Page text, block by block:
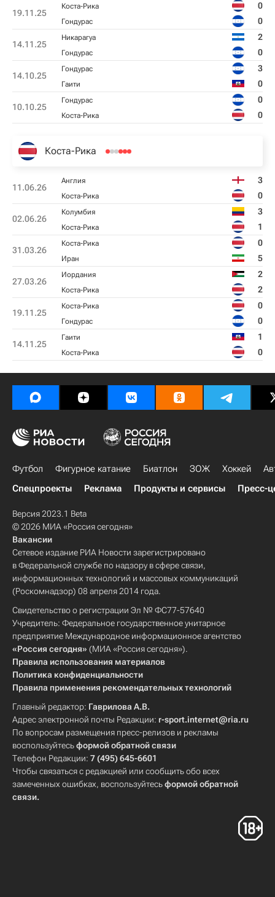
19.11.25
Коста-Рика 0
Гондурас 0
14.11.25
Никарагуа 2
Гондурас 0
14.10.25
Гондурас 3
Гаити 0
10.10.25
Гондурас 0
Коста-Рика 0
Коста-Рика
11.06.26
Англия 3
Коста-Рика 0
02.06.26
Колумбия 3
Коста-Рика 1
31.03.26
Коста-Рика 0
Иран 5
27.03.26
Иордания 2
Коста-Рика 2
19.11.25
Коста-Рика 0
Гондурас 0
14.11.25
Гаити 1
Коста-Рика 0
Футбол Фигурное катание Биатлон ЗОЖ Хоккей
Спецпроекты
Реклама Продукты и сервисы Пресс-
Версия 2023.1 Beta
© 2026 МИА «Россия сегодня»
Вакансии
Сетевое издание РИА Новости зарегистрировано
в Федеральной службе по надзору в сфере связи,
информационных технологий и массовых коммуникаций
(Роскомнадзор) 08 апреля 2014 года.
Свидетельство о регистрации Эл № ФС77-57640
Учредитель: Федеральное государственное унитарное
предприятие Международное информационное агентство
«Россия сегодня» (МИА «Россия сегодня»).
Правила использования материалов
Политика конфиденциальности
Правила применения рекомендательных технологий
Главный редактор: Гаврилова А.В.
Адрес электронной почты Редакции: r-sport.internet@ria.ru
По вопросам размещения пресс-релизов и рекламы
воспользуйтесьформой обратной связи
Телефон Редакции: 7 (495) 645-6601
Чтобы связаться с редакцией или сообщить обо всех
замеченных ошибках, воспользуйтесьформой обратной
связи.